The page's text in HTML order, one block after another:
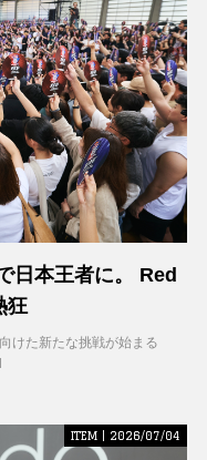
日本王者に。 Red
狂
けた新たな挑戦が始まる
ITEM | 2026/07/04